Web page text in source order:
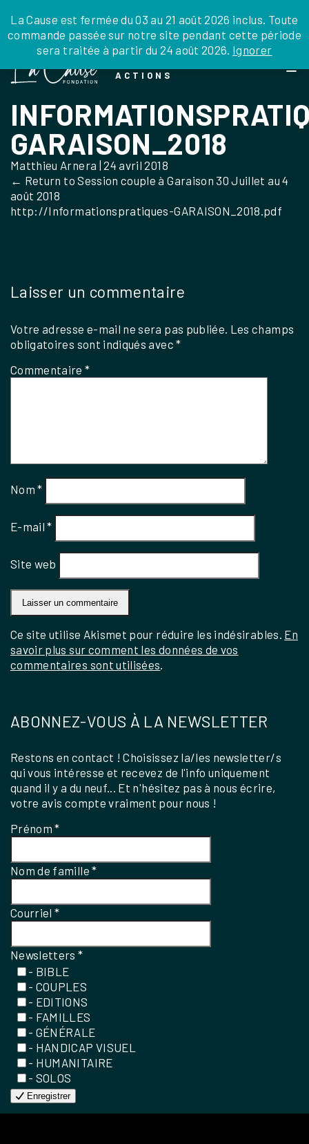
to
the
La Cause est fermée du 03 au 21 août 2026 inclus. Toute
commande passée sur notre site pendant cette période
sera traitée à partir du 24 août 2026. Ignorer
JE DONNE JE PARRAINE NOUS SOUTENIR
DEPUIS LA FRANCE
DEPUIS L’INTERNATIONAL
EN TANT QU’ORGANISATION
LEGS, LIBÉRALITÉS
0 ARTICLE
ACTIONS
GARAISON_2018
Matthieu Arnera |24 avril 2018
← Return to Session couple à Garaison 30 Juillet au 4
août 2018
http://Informationspratiques-GARAISON_2018.pdf
Laisser un commentaire
Votre adresse e-mail ne sera pas publiée. Les champs
obligatoires sont indiqués avec*
Commentaire*
Nom*
E-mail*
Site web
Ce site utilise Akismet pour réduire les indésirables. En
savoir plus sur comment les données de vos
commentaires sont utilisées
ABONNEZ-VOUS À LA NEWSLETTER
Restons en contact ! Choisissez la/les newsletter/s
qui vous intéresse et recevez de l'info uniquement
quand il y a du neuf... Et n'hésitez pas à nous écrire,
votre avis compte vraiment pour nous !
Prénom*
Nom de famille*
Courriel*
Newsletters*
- BIBLE
- COUPLES
- EDITIONS
- FAMILLES
- GÉNÉRALE
- HANDICAP VISUEL
- HUMANITAIRE
- SOLOS
Enregistrer